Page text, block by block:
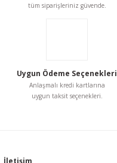
tüm siparişleriniz güvende.
Uygun Ödeme Seçenekleri
Anlaşmalı kredi kartlarına
uygun taksit seçenekleri.
İletişim